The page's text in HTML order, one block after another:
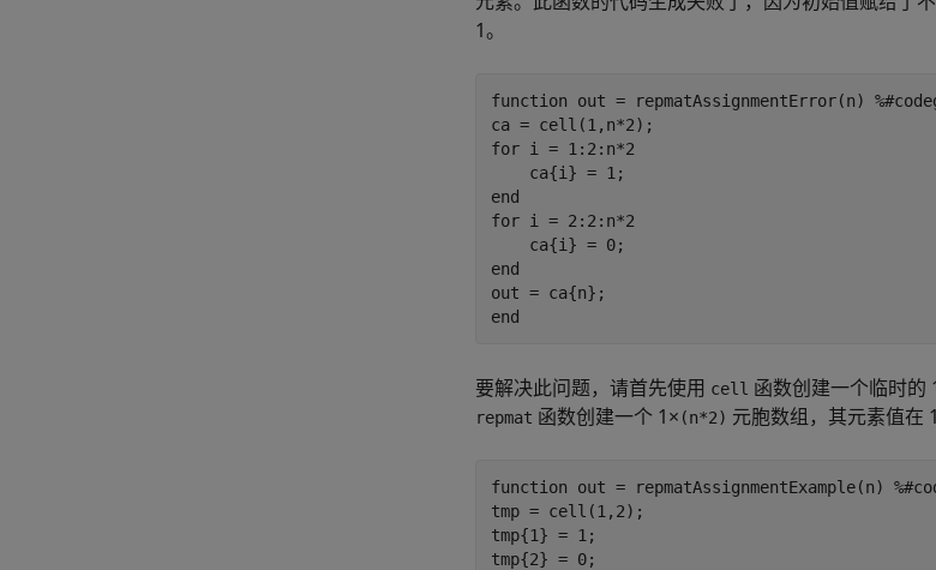
1。
function out = repmatAssignmentError(n)
for i = 1:2:n*2
end
for i = 2:2:n*2
end
end
要解决此问题，请首先使用 cell 函数创建一个临时的
repmat 函数创建一个 1× (n*2) 元胞数组，其元素值在
function out = repmatAssignmentExample(n)
tmp = cell(1,2);
tmp{1} = 1;
tmp{2} = 0;